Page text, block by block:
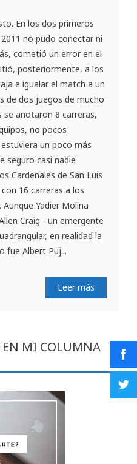
En los dos primeros
no pudo conectar ni
cometió un error en el
posteriormente, a los
e igualar el match a un
de dos juegos de mucho
se anotaron 8 carreras,
no pocos
un poco más
seguro casi nadie
Cardenales de San Luis
16 carreras a los
Yadier Molina
Craig - un emergente
en realidad la
fue Albert Puj...
Leer más
EN MI COLUMNA